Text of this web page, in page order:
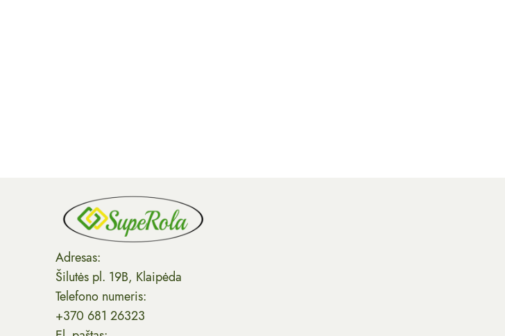
Adresas:
Šilutės pl. 19B, Klaipėda
Telefono numeris:
+370 681 26323